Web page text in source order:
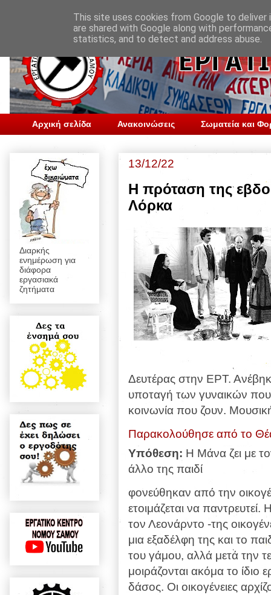
Αρχική σελίδα Ανακοινώσεις Σωματεία και
13/12/22
Η πρόταση της
Λόρκα
Δευτέρας στην ΕΡΤ.
υποταγή των γυναικών
κοινωνία που ζουν.
Παρακολούθησε από το
Υπόθεση: Η Μάνα ζει με
άλλο της παιδί
φονεύθηκαν από την
ετοιμάζεται να
τον Λεονάρντο -της
μια εξαδέλφη της και το
του γάμου, αλλά μετά την
μοιράζονται ακόμα το ίδιο
δάσος. Οι οικογένειες
Διαρκής
ενημέρωση για
διάφορα
εργασιακά
ζητήματα
This site uses cookies from Google to
are shared with Google along with
statistics, and to detect and address abuse.